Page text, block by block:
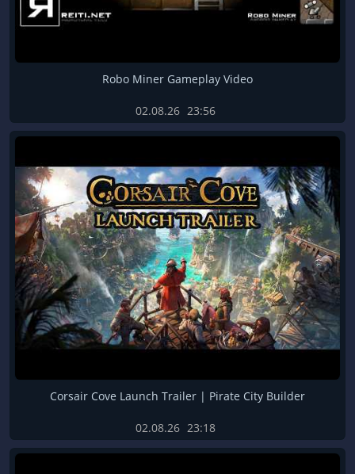
Robo Miner Gameplay Video
02.08.26 23:56
Corsair Cove Launch Trailer | Pirate City Builder
02.08.26 23:18